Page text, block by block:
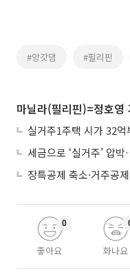
#앙갓댐 #필리핀
마닐라(필리핀)=정호영
세금으로 ‘실거주’ 압
좋아요
0
화나요